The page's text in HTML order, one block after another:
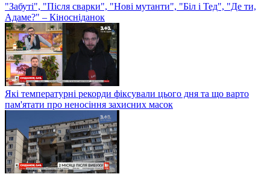
"Забуті", "Після сварки", "Нові мутанти", "Біл і Тед", "Де ти,
Адаме?" – Кіносніданок
Які температурні рекорди фіксували цього дня та що варто
пам'ятати про неносіння захисних масок